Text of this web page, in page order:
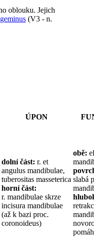
oblouku. Jejich
(V3 - n.
ÚPON
dolní část: r. et
angulus mandibulae,
tuberositas masseterica
horní část:
r. mandibulae skrze
incisura mandibulae
(až k bazi proc.
coronoideus)
obě:
slabá